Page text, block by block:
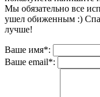
Мы обязательно все
ушел обиженным :)
лучше!
Ваше имя*:
Ваше email*: